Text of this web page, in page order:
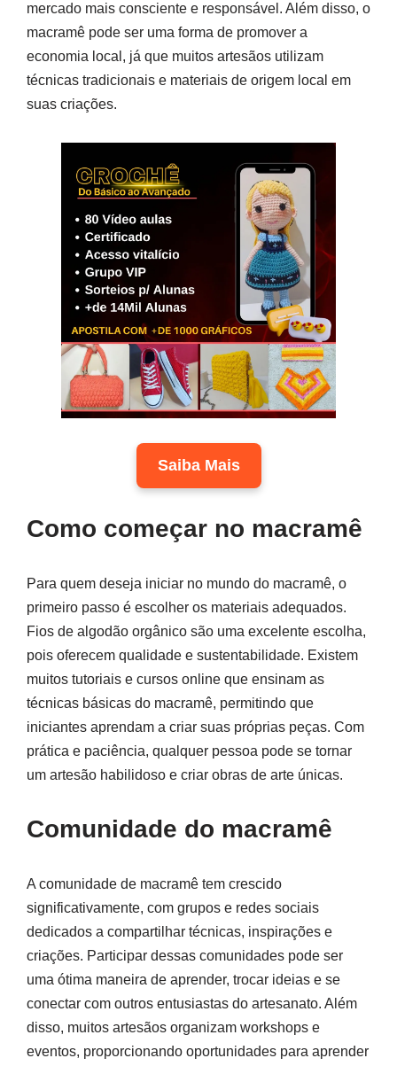
mercado mais consciente e responsável. Além disso, o
macramê pode ser uma forma de promover a
economia local, já que muitos artesãos utilizam
técnicas tradicionais e materiais de origem local em
suas criações.
Saiba Mais
Como começar no macramê
Para quem deseja iniciar no mundo do macramê, o
primeiro passo é escolher os materiais adequados.
Fios de algodão orgânico são uma excelente escolha,
pois oferecem qualidade e sustentabilidade. Existem
muitos tutoriais e cursos online que ensinam as
técnicas básicas do macramê, permitindo que
iniciantes aprendam a criar suas próprias peças. Com
prática e paciência, qualquer pessoa pode se tornar
um artesão habilidoso e criar obras de arte únicas.
Comunidade do macramê
A comunidade de macramê tem crescido
significativamente, com grupos e redes sociais
dedicados a compartilhar técnicas, inspirações e
criações. Participar dessas comunidades pode ser
uma ótima maneira de aprender, trocar ideias e se
conectar com outros entusiastas do artesanato. Além
disso, muitos artesãos organizam workshops e
eventos, proporcionando oportunidades para aprender